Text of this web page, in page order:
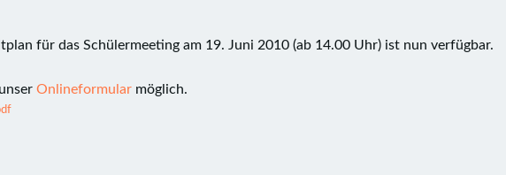
für das Schülermeeting am 19. Juni 2010 (ab 14.00 Uhr) ist nun verfügbar.
Onlineformular möglich.